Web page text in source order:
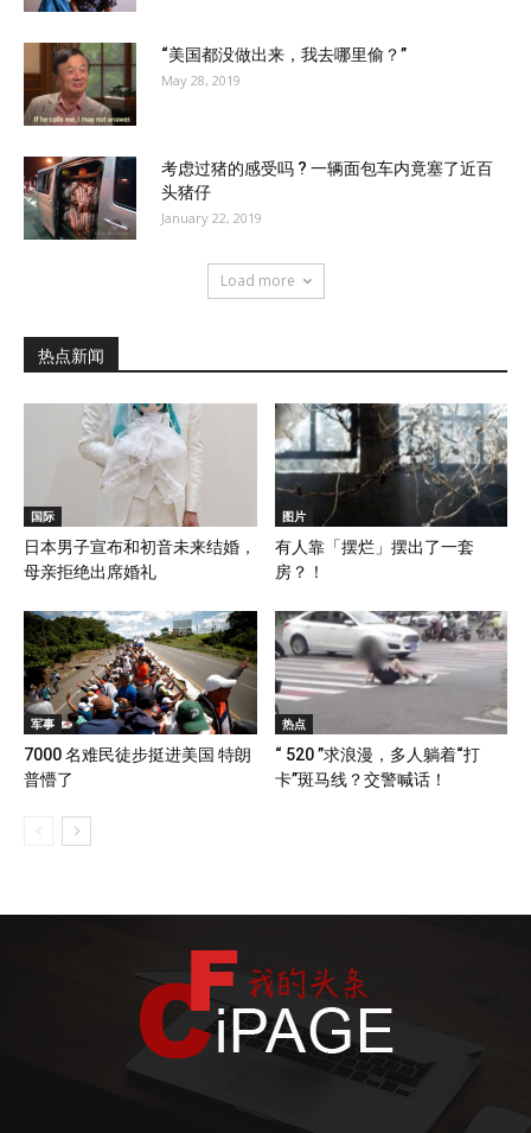
“美国都没做出来，我去哪里偷？”
May 28, 2019
考虑过猪的感受吗 ? 一辆面包车内竟塞了近百
头猪仔
January 22, 2019
Load more
热点新闻
国际
日本男子宣布和初音未来结婚，
母亲拒绝出席婚礼
图片
有人靠「摆烂」摆出了一套
房？！
军事
7000 名难民徒步挺进美国 特朗
普懵了
热点
“ 520 ”求浪漫，多人躺着“打
卡”斑马线？交警喊话！